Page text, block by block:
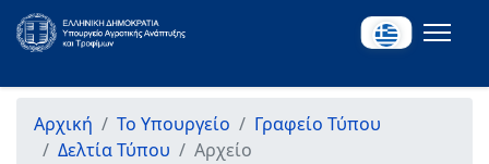
Αρχική Το Υπουργείο
Γραφείο Τύπου
Δελτία Τύπου
Αρχείο